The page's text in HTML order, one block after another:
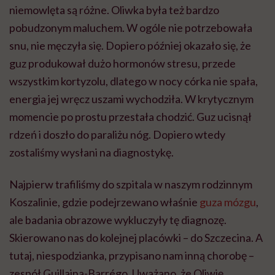
niemowlęta są różne. Oliwka była też bardzo
pobudzonym maluchem. W ogóle nie potrzebowała
snu, nie męczyła się. Dopiero później okazało się, że
guz produkował dużo hormonów stresu, przede
wszystkim kortyzolu, dlatego w nocy córka nie spała,
energia jej wręcz uszami wychodziła. W krytycznym
momencie po prostu przestała chodzić. Guz ucisnął
rdzeń i doszło do paraliżu nóg. Dopiero wtedy
zostaliśmy wysłani na diagnostykę.
Najpierw trafiliśmy do szpitala w naszym rodzinnym
Koszalinie, gdzie podejrzewano właśnie guza mózgu,
ale badania obrazowe wykluczyły tę diagnozę.
Skierowano nas do kolejnej placówki – do Szczecina. A
tutaj, niespodzianka, przypisano nam inną chorobę –